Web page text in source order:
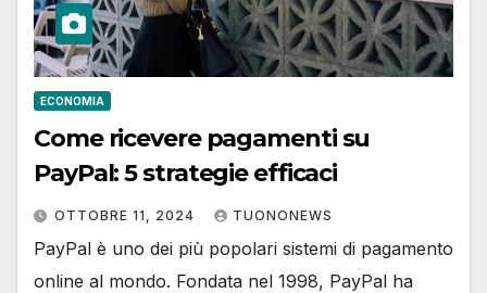
ECONOMIA
Come ricevere pagamenti su
PayPal: 5 strategie efficaci
OTTOBRE 11, 2024 TUONONEWS
PayPal è uno dei più popolari sistemi di pagamento
online al mondo. Fondata nel 1998, PayPal ha